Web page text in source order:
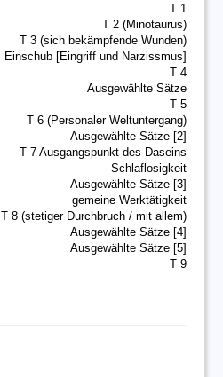
T 1
T 2 (Minotaurus)
T 3 (sich bekämpfende Wunden)
Einschub [Eingriff und Narzissmus]
T 4
Ausgewählte Sätze
T 5
T 6 (Personaler Weltuntergang)
Ausgewählte Sätze [2]
T 7 Ausgangspunkt des Daseins
Schlaflosigkeit
Ausgewählte Sätze [3]
gemeine Werktätigkeit
T 8 (stetiger Durchbruch / mit allem)
Ausgewählte Sätze [4]
Ausgewählte Sätze [5]
T 9